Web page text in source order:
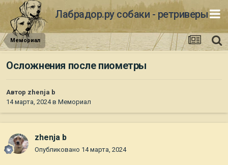
Лабрадор.ру собаки - ретриверы
Мемориал
Осложнения после пиометры
Автор zhenja b
14 марта, 2024в Мемориал
zhenja b
Опубликовано 14 марта, 2024